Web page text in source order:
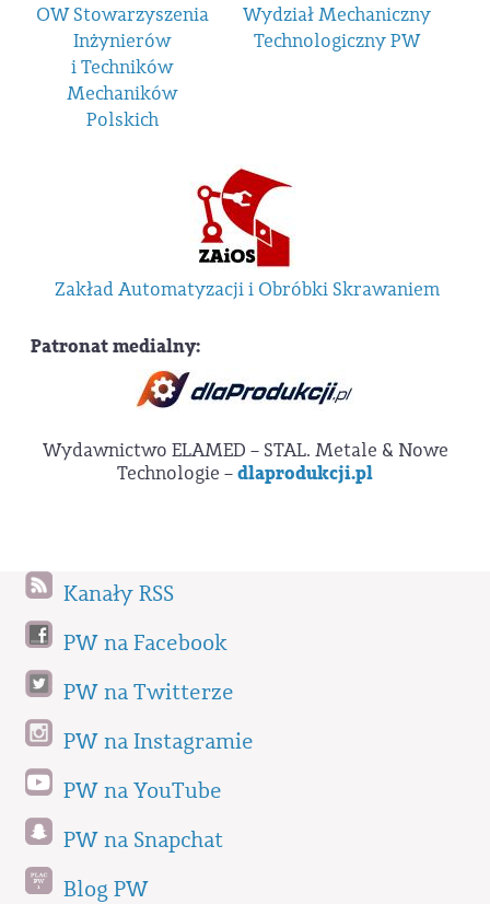
OW Stowarzyszenia
Inżynierów
i Techników
Mechaników
Polskich
Wydział Mechaniczny
Technologiczny PW
Zakład Automatyzacji i Obróbki Skrawaniem
Patronat medialny:
Wydawnictwo ELAMED – STAL. Metale & Nowe
Technologie –dlaprodukcji.pl
Kanały RSS
PW na Facebook
PW na Twitterze
PW na Instagramie
PW na YouTube
PW na Snapchat
Blog PW